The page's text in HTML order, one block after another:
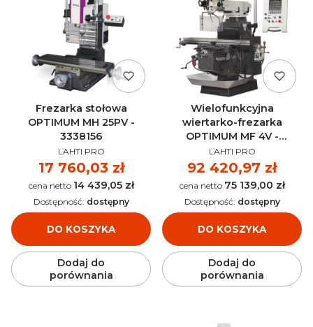
Frezarka stołowa
OPTIMUM MH 25PV -
3338156
PRODUCENT
LAHTI PRO
Cena
17 760,03 zł
Cena 14 439,05 zł
DO KOSZYKA
Dostępność: dostępny
Dodaj do
porównania
Wielofunkcyjna
wiertarko-frezarka
OPTIMUM MF 4V -
3336050
PRODUCENT
LAHTI PRO
Cena
92 420,97 zł
Cena 75 139,00 zł
DO KOSZYKA
Dostępność: dostępny
Dodaj do
porównania